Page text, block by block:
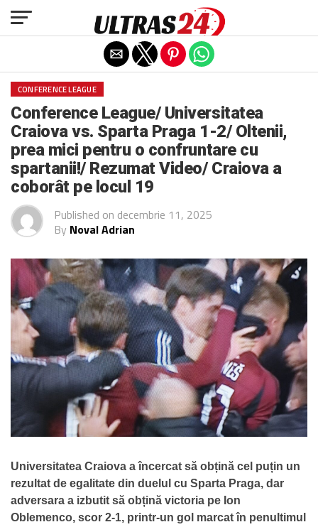
CONFERENCE LEAGUE
Conference League/ Universitatea
Craiova vs. Sparta Praga 1-2/ Oltenii,
prea mici pentru o confruntare cu
spartanii!/ Rezumat Video/ Craiova a
coborât pe locul 19
Published on decembrie 11, 2025
By Noval Adrian
Universitatea Craiova a încercat să obțină cel puțin un
rezultat de egalitate din duelul cu Sparta Praga, dar
adversara a izbutit să obțină victoria pe Ion
Oblemenco, scor 2-1, printr-un gol marcat în penultimul
Exit mobile version